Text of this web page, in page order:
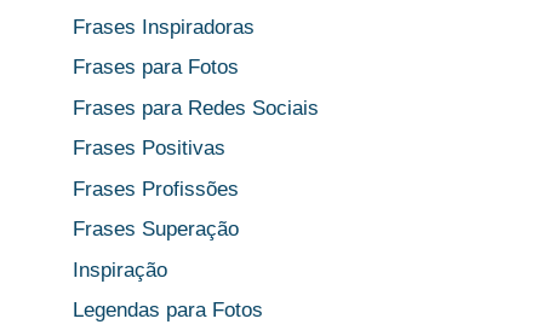
Frases Inspiradoras
Frases para Fotos
Frases para Redes Sociais
Frases Positivas
Frases Profissões
Frases Superação
Inspiração
Legendas para Fotos